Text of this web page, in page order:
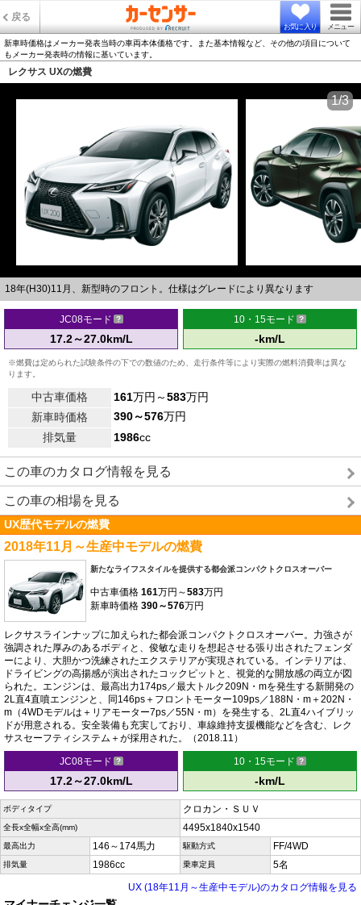
戻る
お気に入り メニュー
新車時価格はメーカー発表当時の車両本体価格です。また基本情報など、その他の項目について
もメーカー発表時の情報に基いています。
レクサス UXの燃費
18年(H30)11月、新型時のフロント。仕様はグレードにより異なります
1/3
JC08モード
17.2～27.0km/L
10・15モード
-km/L
※燃費は定められた試験条件の下での数値のため、走行条件等により実際の燃料消費率は異な
ります。
中古車価格 161万円～583万円
新車時価格
390～576万円
排気量
1986cc
この車のカタログ情報を見る
この車の相場を見る
UX歴代モデルの燃費
2018年11月～生産中モデルの燃費
新たなライフスタイルを提供する都会派コンパクトクロスオーバー
中古車価格 161万円～583万円
新車時価格 390～576万円
レクサスラインナップに加えられた都会派コンパクトクロスオーバー。力強さが
強調された厚みのあるボディと、俊敏な走りを想起させる張り出されたフェンダ
ーにより、大胆かつ洗練されたエクステリアが実現されている。インテリアは、
ドライビングの高揚感が演出されたコックピットと、視覚的な開放感の両立が図
られた。エンジンは、最高出力174ps／最大トルク209N・mを発生する新開発の
2L直4直噴エンジンと、同146ps＋フロントモーター109ps／188N・m＋202N・
m（4WDモデルは＋リアモーター7ps／55N・m）を発生する、2L直4ハイブリッ
ドが用意される。安全装備も充実しており、車線維持支援機能などを含む、レク
サスセーフティシステム＋が採用された。（2018.11）
JC08モード
17.2～27.0km/L
10・15モード
-km/L
ボディタイプ クロカン・ＳＵＶ
全長x全幅x全高(mm) 4495x1840x1540
最高出力 146～174馬力 駆動方式 FF/4WD
排気量 1986cc 乗車定員
5名
UX (18年11月～生産中モデル)のカタログ情報を見る